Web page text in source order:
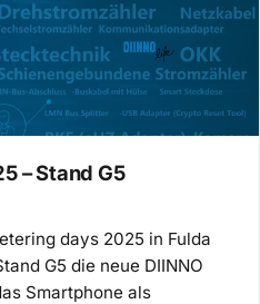
– Stand G5
days 2025 in Fulda
G5 die neue DIINNO
Smartphone als